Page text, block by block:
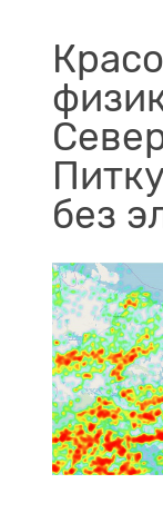
без